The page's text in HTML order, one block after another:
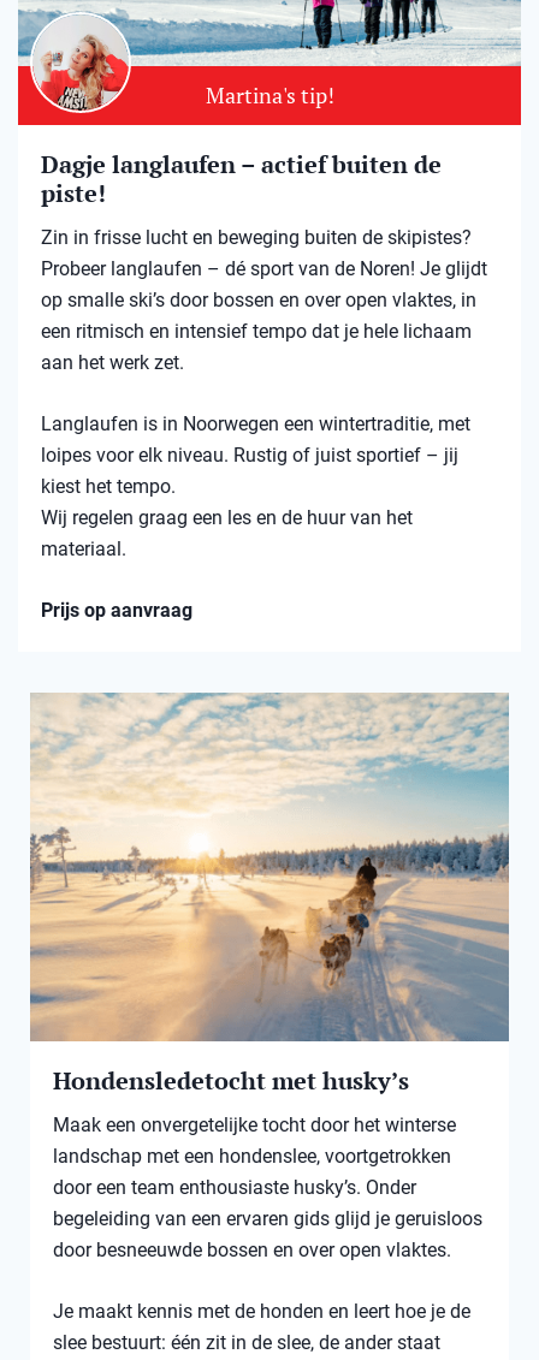
Martina's tip!
Dagje langlaufen – actief buiten de
piste!
Zin in frisse lucht en beweging buiten de skipistes?
Probeer langlaufen – dé sport van de Noren! Je glijdt
op smalle ski’s door bossen en over open vlaktes, in
een ritmisch en intensief tempo dat je hele lichaam
aan het werk zet.
Langlaufen is in Noorwegen een wintertraditie, met
loipes voor elk niveau. Rustig of juist sportief – jij
kiest het tempo.
Wij regelen graag een les en de huur van het
materiaal.
Prijs op aanvraag
Hondensledetocht met husky’s
Maak een onvergetelijke tocht door het winterse
landschap met een hondenslee, voortgetrokken
door een team enthousiaste husky’s. Onder
begeleiding van een ervaren gids glijd je geruisloos
door besneeuwde bossen en over open vlaktes.
Je maakt kennis met de honden en leert hoe je de
slee bestuurt: één zit in de slee, de ander staat